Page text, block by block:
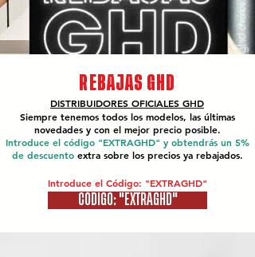
REBAJAS GHD
DISTRIBUIDORES OFICIALES GHD
Siempre tenemos todos los modelos, las últimas
novedades y con el mejor precio posible.
Introduce el código "EXTRAGHD" y obtendrás un 5%
de descuento extra sobre los precios ya rebajados.
Introduce el Código: "EXTRAGHD"
CÓDIGO: "EXTRAGHD"